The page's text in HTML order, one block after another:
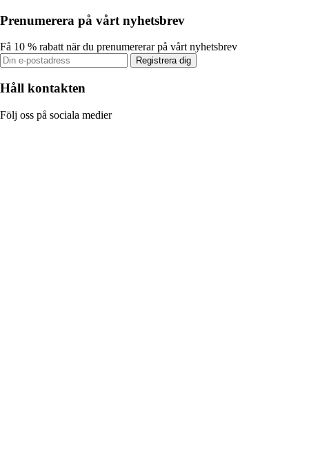
Prenumerera på vårt nyhetsbrev
Få 10 % rabatt när du prenumererar på vårt nyhetsbrev
Registrera dig
Håll kontakten
Följ oss på sociala medier